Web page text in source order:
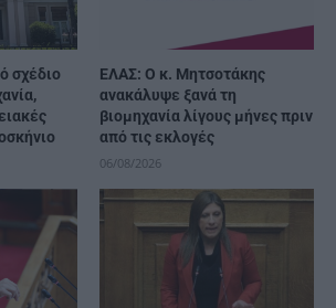
σχέδιο
ΕΛΑΣ: Ο κ. Μητσοτάκης
ανακάλυψε ξανά τη
βιομηχανία λίγους μήνες πριν
από τις εκλογές
06/08/2026